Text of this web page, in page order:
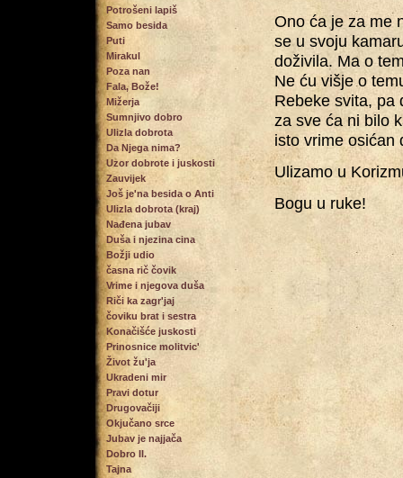
Potrošeni lapiš
Samo besida
Puti
Mirakul
Poza nan
Fala, Bože!
Mižerja
Sumnjivo dobro
Ulizla dobrota
Da Njega nima?
Uzor dobrote i juskosti
Zauvijek
Još je'na besida o Anti
Ulizla dobrota (kraj)
Nađena jubav
Duša i njezina cina
Božji udio
časna rič čovik
Vrime i njegova duša
Riči ka zagr'jaj
čoviku brat i sestra
Konačišće juskosti
Prinosnice molitvic'
Život žu'ja
Ukradeni mir
Pravi dotur
Drugovačiji
Okjučano srce
Jubav je najjača
Dobro II.
Tajna
Ono ća je za me
se u svoju
doživila. Ma o
Ne ću višje o
Rebeke svita, pa
za sve ća ni bilo
isto vrime osićan
Ulizamo u
Bogu u ruke!